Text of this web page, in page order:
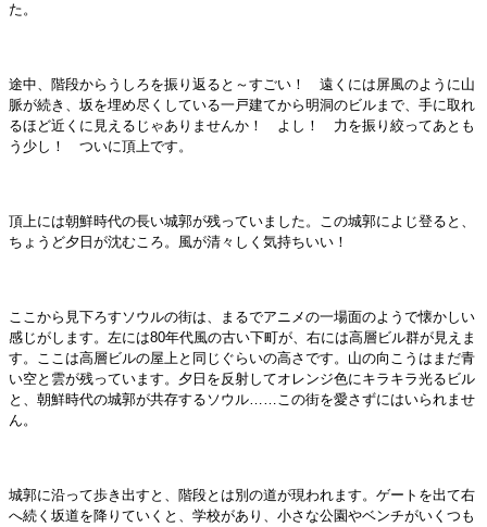
た。
途中、階段からうしろを振り返ると～すごい！ 遠くには屏風のように山
脈が続き、坂を埋め尽くしている一戸建てから明洞のビルまで、手に取れ
るほど近くに見えるじゃありませんか！ よし！ 力を振り絞ってあとも
う少し！ ついに頂上です。
頂上には朝鮮時代の長い城郭が残っていました。この城郭によじ登ると、
ちょうど夕日が沈むころ。風が清々しく気持ちいい！
ここから見下ろすソウルの街は、まるでアニメの一場面のようで懐かしい
感じがします。左には80年代風の古い下町が、右には高層ビル群が見えま
す。ここは高層ビルの屋上と同じぐらいの高さです。山の向こうはまだ青
い空と雲が残っています。夕日を反射してオレンジ色にキラキラ光るビル
と、朝鮮時代の城郭が共存するソウル……この街を愛さずにはいられませ
ん。
城郭に沿って歩き出すと、階段とは別の道が現われます。ゲートを出て右
へ続く坂道を降りていくと、学校があり、小さな公園やベンチがいくつも